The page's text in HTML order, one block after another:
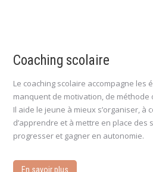
Coaching scolaire
Le coaching scolaire accompagne les
manquent de motivation, de méthode
Il aide le jeune à mieux s’organiser, à
d’apprendre et à mettre en place des
progresser et gagner en autonomie.
En savoir plus